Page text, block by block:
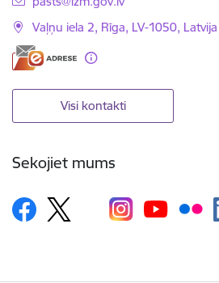
Vaļņu iela 2, Rīga, LV-1050, Latvija
Visi kontakti
Sekojiet mums